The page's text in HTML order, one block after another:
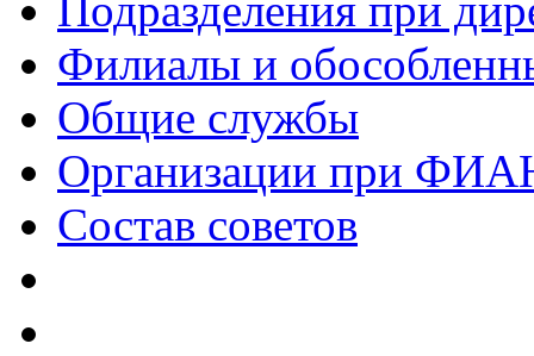
Филиалы и
Общие службы
Организации при
Состав советов